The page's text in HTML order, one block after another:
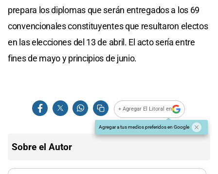
prepara los diplomas que serán entregados a los 69
convencionales constituyentes que resultaron electos
en las elecciones del 13 de abril. El acto sería entre
fines de mayo y principios de junio.
+ Agregar El Litoral en
Agregar a tus medios preferidos en Google
Sobre el Autor